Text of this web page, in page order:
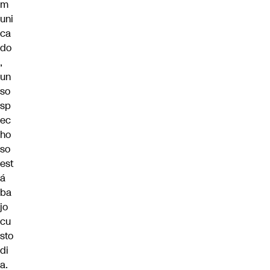
m
uni
ca
do
,
un
so
sp
ec
ho
so
est
á
ba
jo
cu
sto
di
a.